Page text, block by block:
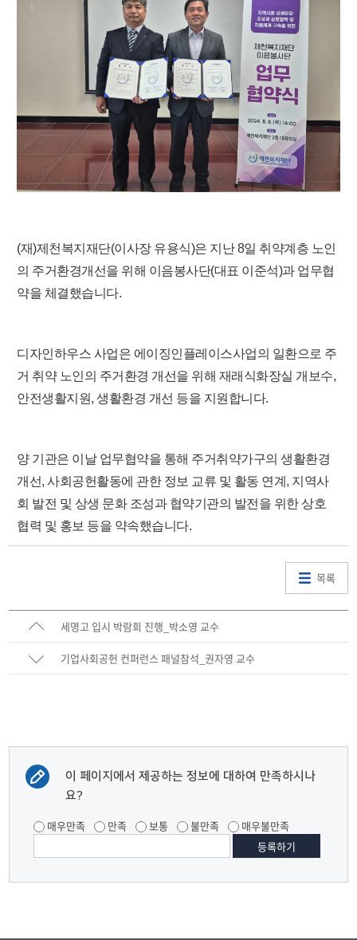
(재)제천복지재단(이사장 유용식)은 지난 8일 취약계층 노인
의 주거환경개선을 위해 이음봉사단(대표 이준석)과 업무협
약을 체결했습니다.
디자인하우스 사업은 에이징인플레이스사업의 일환으로 주
거 취약 노인의 주거환경 개선을 위해 재래식화장실 개보수,
안전생활지원, 생활환경 개선 등을 지원합니다.
양 기관은 이날 업무협약을 통해 주거취약가구의 생활환경
개선, 사회공헌활동에 관한 정보 교류 및 활동 연계, 지역사
회 발전 및 상생 문화 조성과 협약기관의 발전을 위한 상호
협력 및 홍보 등을 약속했습니다.
목록
세명고 입시 박람회 진행_박소영 교수
기업사회공헌 컨퍼런스 패널참석_권자영 교수
이 페이지에서 제공하는 정보에 대하여 만족하시나
요?
매우만족 만족 보통 불만족 매우불만족